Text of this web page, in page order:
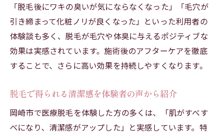
「脱毛後にワキの臭いが気にならなくなった」「毛穴が
引き締まって化粧ノリが良くなった」といった利用者の
体験談も多く、脱毛が毛穴や体臭に与えるポジティブな
効果は実感されています。施術後のアフターケアを徹底
することで、さらに高い効果を持続しやすくなります。
脱毛で得られる清潔感を体験者の声から紹介
岡崎市で医療脱毛を体験した方の多くは、「肌がすべす
べになり、清潔感がアップした」と実感しています。特